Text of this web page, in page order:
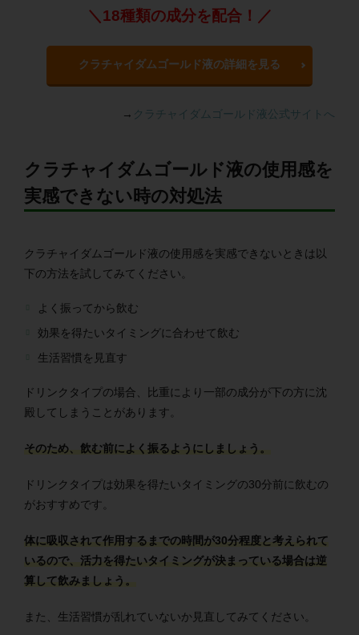
＼18種類の成分を配合！／
クラチャイダムゴールド液の詳細を見る
→ クラチャイダムゴールド液公式サイトへ
クラチャイダムゴールド液の使用感を
実感できない時の対処法
クラチャイダムゴールド液の使用感を実感できないときは以
下の方法を試してみてください。
よく振ってから飲む
効果を得たいタイミングに合わせて飲む
生活習慣を見直す
ドリンクタイプの場合、比重により一部の成分が下の方に沈
殿してしまうことがあります。
そのため、飲む前によく振るようにしましょう。
ドリンクタイプは効果を得たいタイミングの30分前に飲むの
がおすすめです。
体に吸収されて作用するまでの時間が30分程度と考えられて
いるので、活力を得たいタイミングが決まっている場合は逆
算して飲みましょう。
また、生活習慣が乱れていないか見直してみてください。